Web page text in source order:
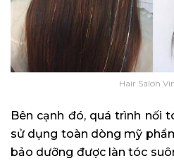
Hair Salon
Bên cạnh đó, quá trình nối
sử dụng toàn dòng mỹ
bảo dưỡng được làn tóc